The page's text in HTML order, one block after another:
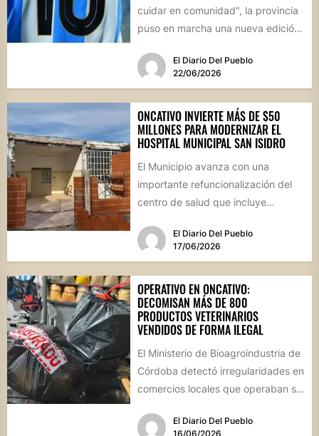
cuidar en comunidad", la provincia
puso en marcha una nueva edición
El Diario Del Pueblo
22/06/2026
ONCATIVO INVIERTE MÁS DE $50
MILLONES PARA MODERNIZAR EL
HOSPITAL MUNICIPAL SAN ISIDRO
El Municipio avanza con una
importante refuncionalización del
centro de salud que incluye
espacios de...El Diario Del Pueblo
17/06/2026
OPERATIVO EN ONCATIVO:
DECOMISAN MÁS DE 800
PRODUCTOS VETERINARIOS
VENDIDOS DE FORMA ILEGAL
El Ministerio de Bioagroindustria de
Córdoba detectó irregularidades en
comercios locales que operaban sin
poniendo en...El Diario Del Pueblo
16/06/2026